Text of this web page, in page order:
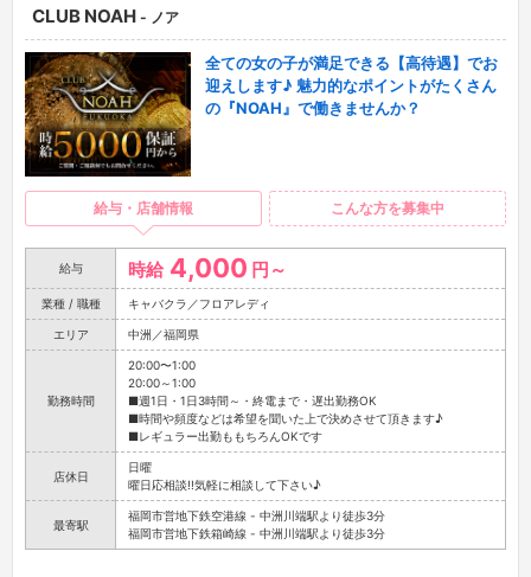
CLUB NOAH - ノア
全ての女の子が満足できる【高待遇】でお
迎えします♪ 魅力的なポイントがたくさん
の『NOAH』で働きませんか？
給与・店舗情報 こんな方を募集中
給与 時給 4,000 円～
業種 / 職種 キャバクラ／フロアレディ
エリア 中洲／福岡県
勤務時間
20:00〜1:00
20:00～1:00
■週1日・1日3時間～・終電まで・遅出勤務OK
■時間や頻度などは希望を聞いた上で決めさせて頂きます♪
■レギュラー出勤ももちろんOKです
店休日
日曜
曜日応相談!!気軽に相談して下さい♪
最寄駅
福岡市営地下鉄空港線 - 中洲川端駅より徒歩3分
福岡市営地下鉄箱崎線 - 中洲川端駅より徒歩3分